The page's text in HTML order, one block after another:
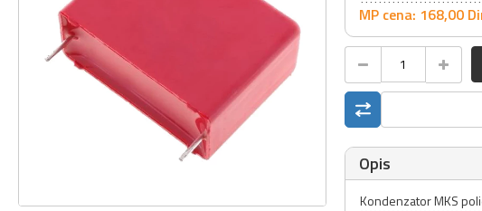
MP cena: 168,00
Opis
Kondenzator MKS